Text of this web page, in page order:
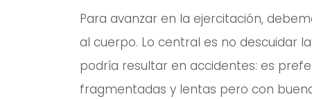
Para avanzar en la ejercitación,
al cuerpo. Lo central es no descuidar
podría resultar en accidentes: es
fragmentadas y lentas pero con